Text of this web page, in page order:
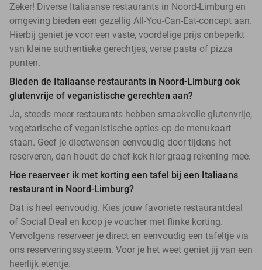
Zeker! Diverse Italiaanse restaurants in Noord-Limburg en
omgeving bieden een gezellig All-You-Can-Eat-concept aan.
Hierbij geniet je voor een vaste, voordelige prijs onbeperkt
van kleine authentieke gerechtjes, verse pasta of pizza
punten.
Bieden de Italiaanse restaurants in Noord-Limburg ook
glutenvrije of veganistische gerechten aan?
Ja, steeds meer restaurants hebben smaakvolle glutenvrije,
vegetarische of veganistische opties op de menukaart
staan. Geef je dieetwensen eenvoudig door tijdens het
reserveren, dan houdt de chef-kok hier graag rekening mee.
Hoe reserveer ik met korting een tafel bij een Italiaans
restaurant in Noord-Limburg?
Dat is heel eenvoudig. Kies jouw favoriete restaurantdeal
of Social Deal en koop je voucher met flinke korting.
Vervolgens reserveer je direct en eenvoudig een tafeltje via
ons reserveringssysteem. Voor je het weet geniet jij van een
heerlijk etentje.